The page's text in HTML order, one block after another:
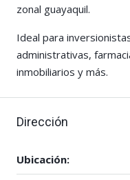
zonal guayaquil.
Ideal para
administrativas,
inmobiliarios y más.
Dirección
Ubicación: